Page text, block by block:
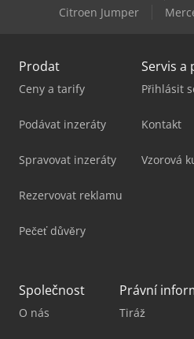
Scania R 500
Citroen Jumper
Prodat
Ceny a tarify
Podávat inzeráty
Spravovat inzeráty
Rezervovat reklamu
Pečeť důvěry
Servis a
Přihlásit
Kontakt
Vzorová
Společnost
O nás
Právní
Tiráž